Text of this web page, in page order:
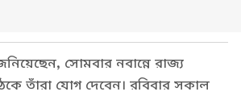
সোমবার নবান্নে রাজ্য
তাঁরা যোগ দেবেন। রবিবার সকাল